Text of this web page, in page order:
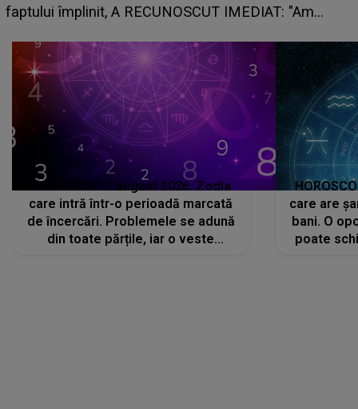
faptului împlinit, A RECUNOSCUT IMEDIAT: "Am
HOROSCOP 7 august 2026. Zodia
care intră într-o perioadă marcată
de încercări. Problemele se adună
din toate părțile, iar o veste
care are
bani. O
poate